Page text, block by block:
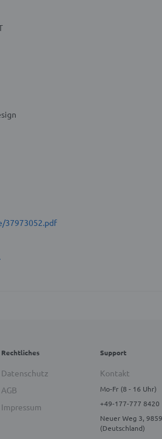
37973052.pdf
Rechtliches
Datenschutz
AGB
Impressum
Support
Kontakt
Mo-Fr (8 - 16 Uhr)
+49-177-777 8420
Neuer Weg 3,
(Deutschland)